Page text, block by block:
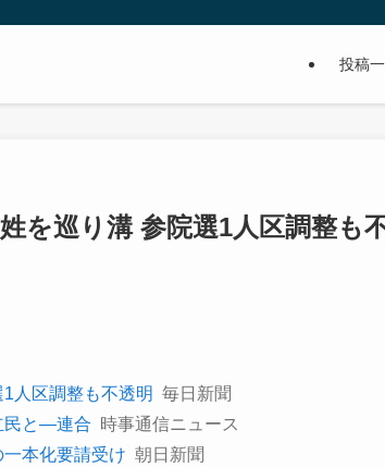
投稿
を巡り溝 参院選1人区調整も
人区調整も不透明 毎日新聞
民と―連合 時事通信ニュース
本化要請受け 朝日新聞